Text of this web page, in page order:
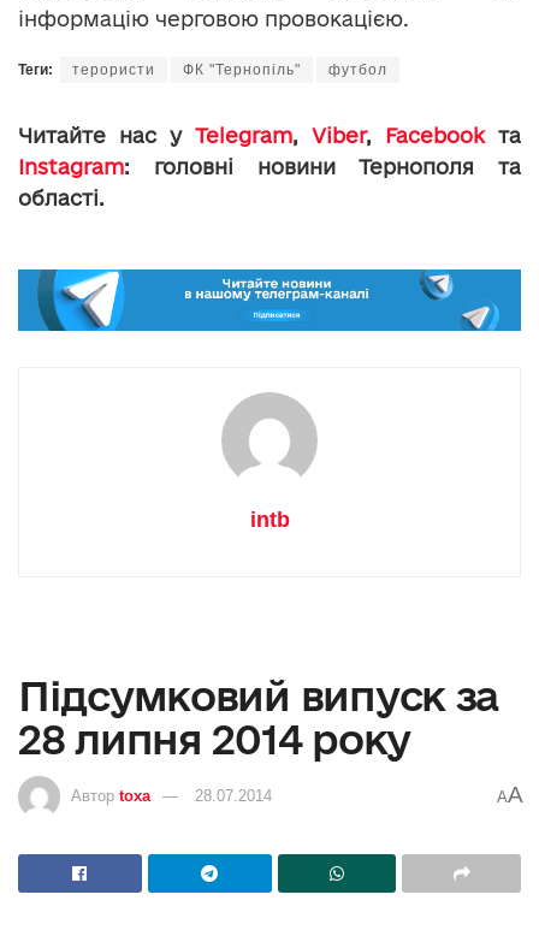
інформацію черговою провокацією.
Теги: терористи ФК "Тернопіль" футбол
Читайте нас у Telegram, Viber, Facebookта
Instagram: головні новини Тернополя та
області.
intb
Підсумковий випуск за
28 липня 2014 року
Автор toxa 28.07.2014 AA